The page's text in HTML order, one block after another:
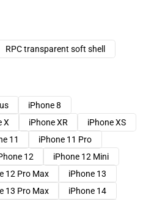
RPC transparent soft shell
iPhone 8
X iPhone XR
iPhone XS
11
iPhone 11 Pro
12
iPhone 12 Mini
12 Pro Max
iPhone 13
13 Pro Max
iPhone 14